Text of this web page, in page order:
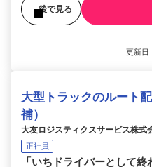
後で見る
更新日
大型トラックのルート
補）
大友ロジスティクスサービス株
正社員
「いちドライバーとして